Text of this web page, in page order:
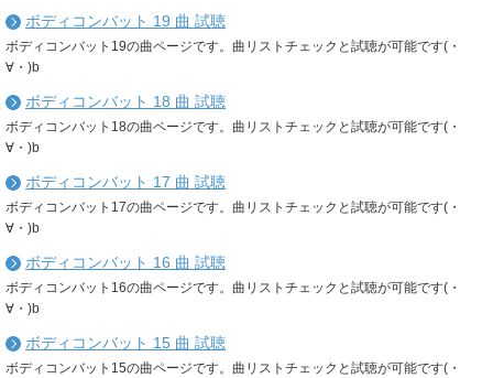
ボディコンバット 19 曲 試聴
ボディコンバット19の曲ページです。曲リストチェックと試聴が可能です(・
∀・)b
ボディコンバット 18 曲 試聴
ボディコンバット18の曲ページです。曲リストチェックと試聴が可能です(・
∀・)b
ボディコンバット 17 曲 試聴
ボディコンバット17の曲ページです。曲リストチェックと試聴が可能です(・
∀・)b
ボディコンバット 16 曲 試聴
ボディコンバット16の曲ページです。曲リストチェックと試聴が可能です(・
∀・)b
ボディコンバット 15 曲 試聴
ボディコンバット15の曲ページです。曲リストチェックと試聴が可能です(・